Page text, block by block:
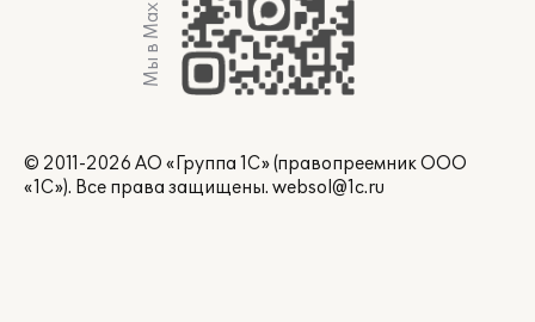
Мы в Max
© 2011-2026 АО «Группа 1С» (правопреемник ООО
«1С»). Все права защищены. websol@1c.ru